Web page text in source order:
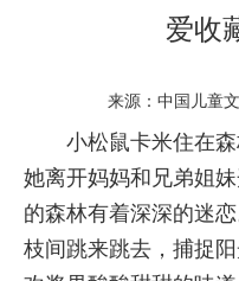
爱收
来源：中国儿
小松鼠卡米住在森
她离开妈妈和兄弟姐
的森林有着深深的迷
枝间跳来跳去，捕捉